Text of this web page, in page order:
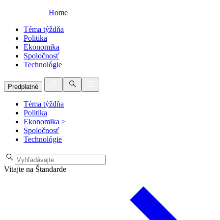
Home
Téma týždňa
Politika
Ekonomika
Spoločnosť
Technológie
Predplatné
Téma týždňa
Politika
Ekonomika >
Spoločnosť
Technológie
Vitajte na Štandarde